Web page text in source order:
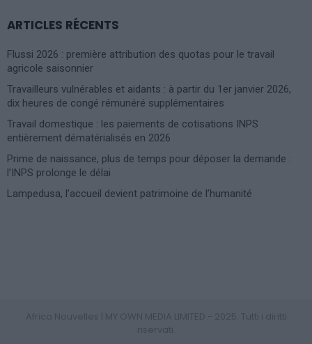
ARTICLES RÉCENTS
Flussi 2026 : première attribution des quotas pour le travail
agricole saisonnier
Travailleurs vulnérables et aidants : à partir du 1er janvier 2026,
dix heures de congé rémunéré supplémentaires
Travail domestique : les paiements de cotisations INPS
entièrement dématérialisés en 2026
Prime de naissance, plus de temps pour déposer la demande :
l’INPS prolonge le délai
Lampedusa, l’accueil devient patrimoine de l’humanité